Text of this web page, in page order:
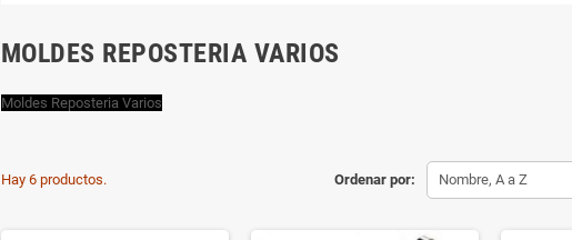
MOLDES REPOSTERIA VARIOS
Moldes Reposteria Varios
Ordenar por: Nombre, A a Z
Hay 6 productos.